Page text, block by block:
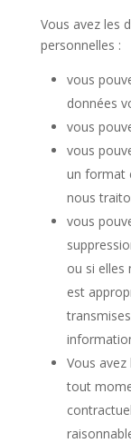
Vous avez les
personnelles :
vous
données
vous
vous
un format
nous
vous
ou si elles
est
Vous
tout